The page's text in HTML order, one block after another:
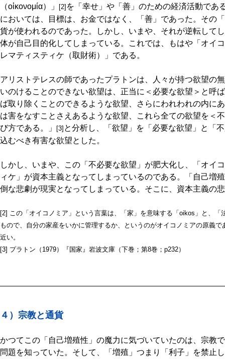
（οἰκονομία）」
[2] を「幸せ」や「善」のための経済活動であ
においては、目標は、お金ではなく、「善」であった。その
貨が使われるのであった。しかし、いまや、それが逆転して
体が自己目的化してしまっている。これでは、もはや「オイ
レマティスティケ（取財術）」である。
アリストテレスの師であったプラトンは、人々が持つ欲望の
いのけることのできない欲望は、正当に＜必要な欲望＞と呼
ば取り除くことのできるような欲望、さらにわれわれの内に
は害をなすことさえあるような欲望、これら全ての欲望を＜
び方である。」
[3] と分析し、「欲望」を「必要な欲望」と「
込むべき有害な欲望とした。
しかし、いまや、この「不必要な欲望」が肥大化し、「オイ
ィケ」が資本主義となってしまっているのである。「自己増
倒な悲劇が現実となってしまっている。そこに、資本主義の
[2] この「オイコノミア」という言葉は、「家」を意味する「oikos」と、
もので、自分の家産をいかに管理するか、というのがオイコノミアの原義
近い。
[3] プラトン（1979）『国家』岩波文庫（下巻；第8巻；p232）
４）宗教と通貨
かつてこの「自己増殖性」の魔力に気づいていたのは、宗教
問題を知っていた。そして、「増殖」つまり「利子」を禁止